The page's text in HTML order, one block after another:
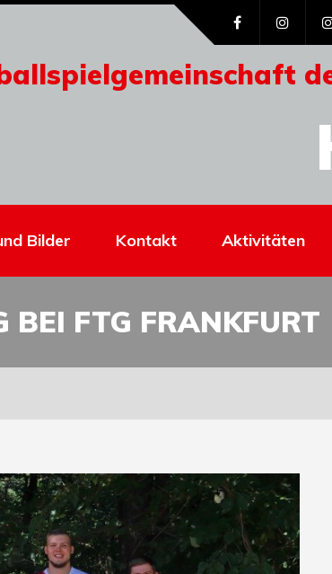
Bilder Kontakt Aktivitäten
BEI FTG FRANKFURT